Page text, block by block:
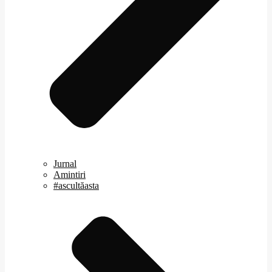
Jurnal
Amintiri
#ascultăasta